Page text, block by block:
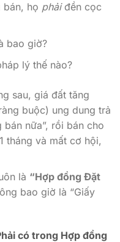
bán, họ phảiđền cọc
bao giờ?
lý thế nào?
sau, giá đất tăng
buộc) ung dung trả
bán nữa”, rồi bán cho
tháng và mất cơ hội,
là “Hợp đồng Đặt
bao giờ là “Giấy
có trong Hợp đồng